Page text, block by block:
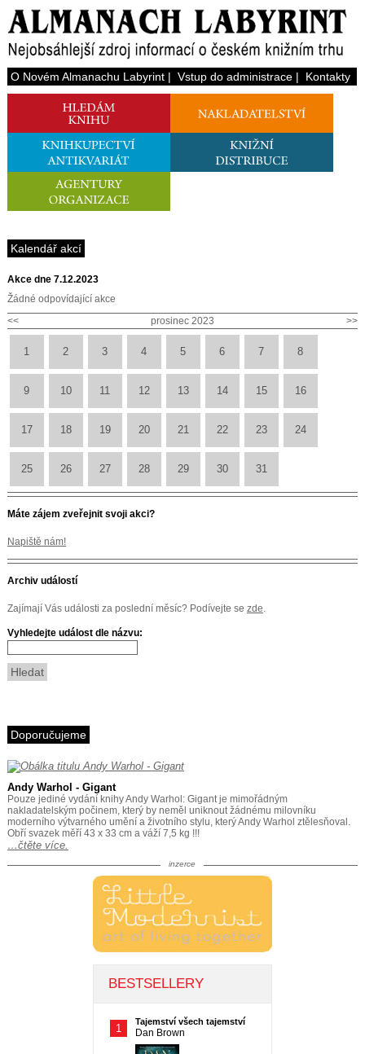
O Novém Almanachu Labyrint| Vstup do administrace| Kontakty
Kalendář akcí
Akce dne 7.12.2023
Žádné odpovídající akce
<<
>>
prosinec 2023
1 2 3 4 5 6 7 8
9 10 11 12 13 14 15 16
17 18 19 20 21 22 23 24
25 26 27 28 29 30 31
Máte zájem zveřejnit svoji akci?
Napiště nám!
Archiv událostí
Zajímají Vás události za poslední měsíc? Podívejte se zde.
Vyhledejte událost dle názvu:
Doporučujeme
Andy Warhol - Gigant
Pouze jediné vydání knihy Andy Warhol: Gigant je mimořádným
nakladatelským počinem, který by neměl uniknout žádnému milovníku
moderního výtvarného umění a životního stylu, který Andy Warhol ztělesňoval.
Obří svazek měří 43 x 33 cm a váží 7,5 kg !!!
…čtěte více.
inzerce